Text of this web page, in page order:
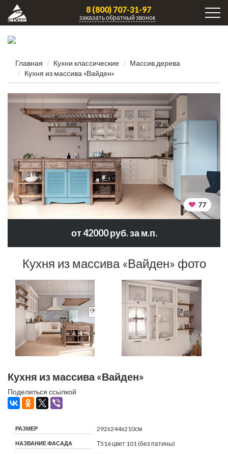
8 (800) 707-31-97
заказать обратный звонок
Главная Кухни клаcсические
Массив дерева
Кухня из массива «Вайден»
77
от 42000 руб. за м.п.
Кухня из массива «Вайден» фото
Кухня из массива «Вайден»
Поделиться ссылкой
РАЗМЕР 292х244х210см
НАЗВАНИЕ ФАСАДА Т516 цвет 101 (без патины)